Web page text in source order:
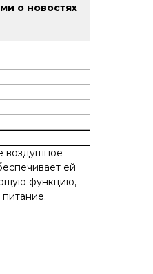
о новостях
воздушное
ей
функцию,